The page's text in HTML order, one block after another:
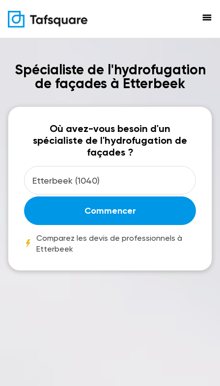
menu
Spécialiste de l'hydrofugation
de façades à Etterbeek
Où avez-vous besoin d'un
spécialiste de l'hydrofugation de
façades ?
Commencer
Comparez les devis de professionnels à
Etterbeek